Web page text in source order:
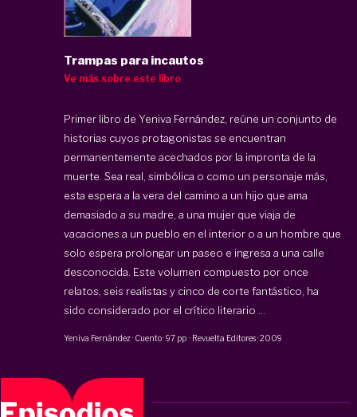
Trampas para incautos
Ve más sobre este libro
Primer libro de Yeniva Fernández, reúne un conjunto de
historias cuyos protagonistas se encuentran
permanentemente acechados por la impronta de la
muerte. Sea real, simbólica o como un personaje más,
esta espera a la vera del camino a un hijo que ama
demasiado a su madre, a una mujer que viaja de
vacaciones a un pueblo en el interior o a un hombre que
solo espera prolongar un paseo e ingresa a una calle
desconocida. Este volumen compuesto por once
relatos, seis realistas y cinco de corte fantástico, ha
sido considerado por el crítico literario ...
Yeniva Fernández· Cuento·97 pp · Revuelta Editores·2009